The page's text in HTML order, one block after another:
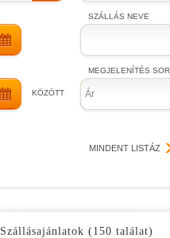
KÖZÖTT
SZÁLLÁS NEVE
MEGJELENÍTÉS
Ár
MINDENT LISTÁZ
Szállásajánlatok (150 találat)